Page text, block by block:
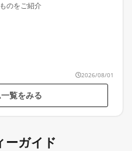
のをご紹介
2026/08/01
覧をみる
ーガイド